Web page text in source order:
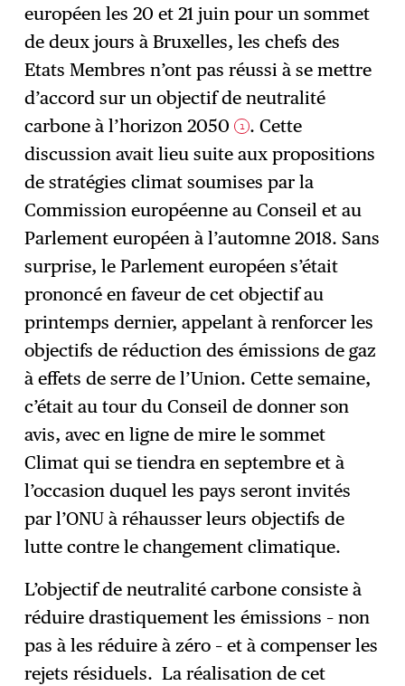
→ S'abonner
européen les 20 et 21 juin pour un sommet
de deux jours à Bruxelles, les chefs des
Etats Membres n’ont pas réussi à se mettre
d’accord sur un objectif de neutralité
carbone à l’horizon 2050 1 . Cette
discussion avait lieu suite aux propositions
de stratégies climat soumises par la
Commission européenne au Conseil et au
Parlement européen à l’automne 2018. Sans
surprise, le Parlement européen s’était
prononcé en faveur de cet objectif au
printemps dernier, appelant à renforcer les
objectifs de réduction des émissions de gaz
à effets de serre de l’Union. Cette semaine,
c’était au tour du Conseil de donner son
avis, avec en ligne de mire le sommet
Climat qui se tiendra en septembre et à
l’occasion duquel les pays seront invités
par l’ONU à réhausser leurs objectifs de
lutte contre le changement climatique.
L’objectif de neutralité carbone consiste à
réduire drastiquement les émissions – non
pas à les réduire à zéro – et à compenser les
rejets résiduels. La réalisation de cet